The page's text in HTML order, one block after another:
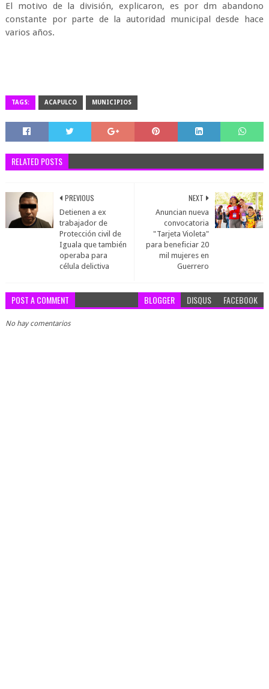
El motivo de la división, explicaron, es por dm abandono
constante por parte de la autoridad municipal desde hace
varios años.
TAGS: ACAPULCO MUNICIPIOS
RELATED POSTS
NEXT
Anuncian nueva
convocatoria
"Tarjeta Violeta"
para beneficiar 20
mil mujeres en
Guerrero
PREVIOUS
Detienen a ex
trabajador de
Protección civil de
Iguala que también
operaba para
célula delictiva
POST A COMMENT BLOGGER DISQUS FACEBOOK
No hay comentarios